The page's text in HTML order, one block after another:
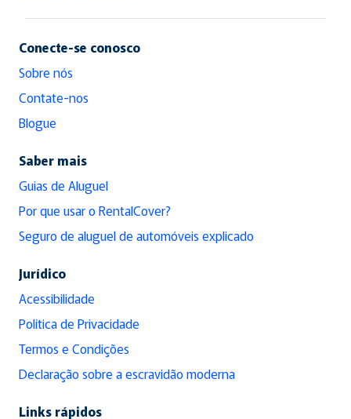
Conecte-se conosco
Sobre nós
Contate-nos
Blogue
Saber mais
Guias de Aluguel
Por que usar o RentalCover?
Seguro de aluguel de automóveis explicado
Jurídico
Acessibilidade
Política de Privacidade
Termos e Condições
Declaração sobre a escravidão moderna
Links rápidos